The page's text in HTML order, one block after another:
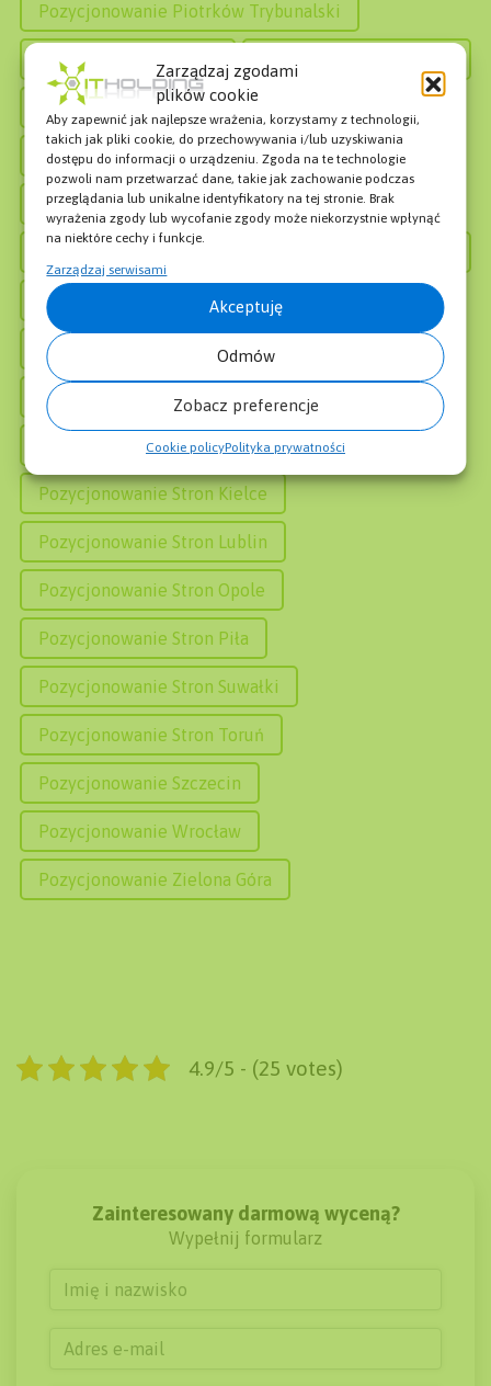
Zarządzaj zgodami
plików cookie
Aby zapewnić jak najlepsze wrażenia, korzystamy z technologii,
takich jak pliki cookie, do przechowywania i/lub uzyskiwania
dostępu do informacji o urządzeniu. Zgoda na te technologie
pozwoli nam przetwarzać dane, takie jak zachowanie podczas
przeglądania lub unikalne identyfikatory na tej stronie. Brak
wyrażenia zgody lub wycofanie zgody może niekorzystnie wpłynąć
na niektóre cechy i funkcje.
Zarządzaj serwisami
Akceptuję
Odmów
Zobacz preferencje
Cookie policyPolityka prywatności
Pozycjonowanie Piotrków Trybunalski
Pozycjonowanie Płock
Pozycjonowanie Pruszków
Pozycjonowanie Radom
Pozycjonowanie Rzeszów
Pozycjonowanie Sosnowiec
Pozycjonowanie Stron Białystok
Pozycjonowanie Stron Bydgoszcz
Pozycjonowanie Stron Gorzów Wielkopolski
Pozycjonowanie Stron Kielce
Pozycjonowanie Stron Lublin
Pozycjonowanie Stron Opole
Pozycjonowanie Stron Piła
Pozycjonowanie Stron Suwałki
Pozycjonowanie Stron Toruń
Pozycjonowanie Szczecin
Pozycjonowanie Wrocław
Pozycjonowanie Zielona Góra
4.9/5 - (25 votes)
Zainteresowany darmową wyceną?
Wypełnij formularz